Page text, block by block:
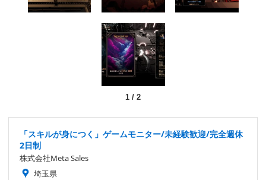
1/ 2
「スキルが身につく」ゲームモニター/未経験歓迎/完全週休
2日制
株式会社Meta Sales
埼玉県